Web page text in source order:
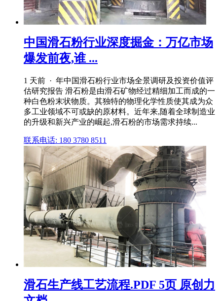
中国滑石粉行业深度掘金：万亿市场
爆发前夜,谁 ...
1 天前 · 年中国滑石粉行业市场全景调研及投资价值评
估研究报告 滑石粉是由滑石矿物经过精细加工而成的一
种白色粉末状物质。其独特的物理化学性质使其成为众
多工业领域不可或缺的原材料。近年来,随着全球制造业
的升级和新兴产业的崛起,滑石粉的市场需求持续...
联系电话: 180 3780 8511
滑石生产线工艺流程.PDF 5页 原创力